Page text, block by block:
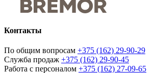
Контакты
По общим вопросам +375 (162) 29-90-29
Служба продаж +375 (162) 29-90-45
Работа с персоналом +375 (162) 27-09-65